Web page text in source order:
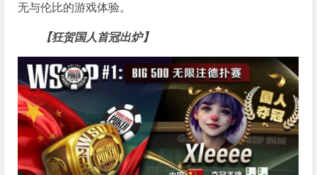
无与伦比的游戏体验。
【狂贺国人首冠出炉】